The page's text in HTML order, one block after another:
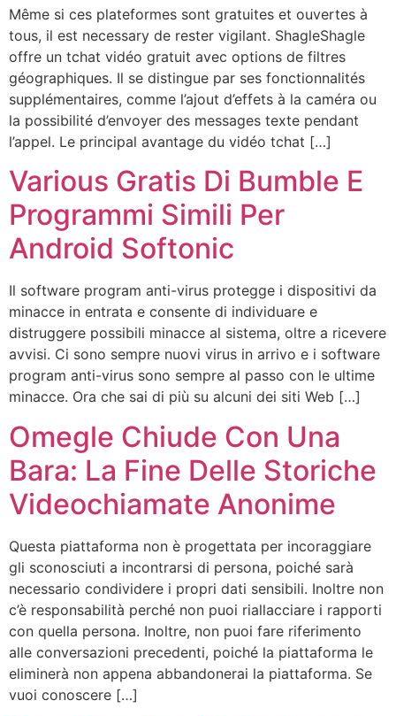
Même si ces plateformes sont gratuites et ouvertes à
tous, il est necessary de rester vigilant. ShagleShagle
offre un tchat vidéo gratuit avec options de filtres
géographiques. Il se distingue par ses fonctionnalités
supplémentaires, comme l’ajout d’effets à la caméra ou
la possibilité d’envoyer des messages texte pendant
l’appel. Le principal avantage du vidéo tchat […]
Various Gratis Di Bumble E
Programmi Simili Per
Android Softonic
Il software program anti-virus protegge i dispositivi da
minacce in entrata e consente di individuare e
distruggere possibili minacce al sistema, oltre a ricevere
avvisi. Ci sono sempre nuovi virus in arrivo e i software
program anti-virus sono sempre al passo con le ultime
minacce. Ora che sai di più su alcuni dei siti Web […]
Omegle Chiude Con Una
Bara: La Fine Delle Storiche
Videochiamate Anonime
Questa piattaforma non è progettata per incoraggiare
gli sconosciuti a incontrarsi di persona, poiché sarà
necessario condividere i propri dati sensibili. Inoltre non
c’è responsabilità perché non puoi riallacciare i rapporti
con quella persona. Inoltre, non puoi fare riferimento
alle conversazioni precedenti, poiché la piattaforma le
eliminerà non appena abbandonerai la piattaforma. Se
vuoi conoscere […]